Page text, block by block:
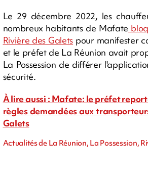
Le 29 décembre 2022, les
nombreux habitants de Mafate
Rivière des Galets pour manifester
et le préfet de La Réunion avait
La Possession de différer
sécurité.
À lire aussi : Mafate: le préfet
règles demandées aux
Galets
Actualités de La Réunion, La Possession,